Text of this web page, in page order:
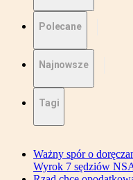
Polecane
Najnowsze
Tagi
Ważny spór o
Wyrok 7 sędziów